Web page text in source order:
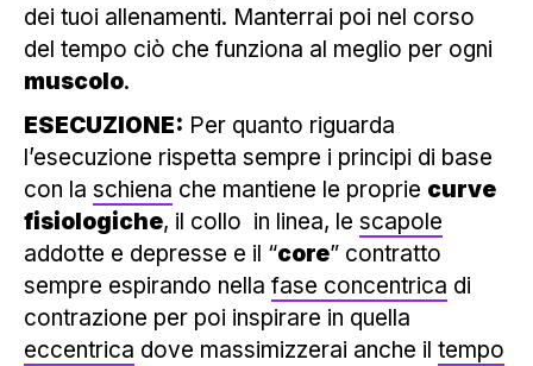
dei tuoi allenamenti. Manterrai poi nel corso
del tempo ciò che funziona al meglio per ogni
muscolo.
ESECUZIONE: Per quanto riguarda
l’esecuzione rispetta sempre i principi di base
con la schiena che mantiene le proprie curve
fisiologiche, il collo in linea, le scapole
addotte e depresse e il “core” contratto
sempre espirando nella fase concentrica di
contrazione per poi inspirare in quella
eccentrica dove massimizzerai anche il tempo